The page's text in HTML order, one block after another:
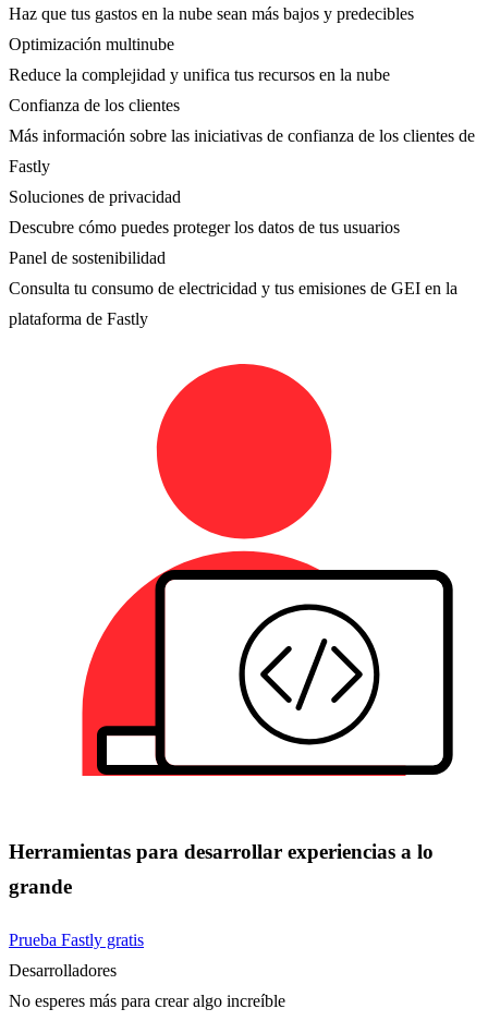
Haz que tus gastos en la nube sean más bajos y predecibles
Optimización multinube
Reduce la complejidad y unifica tus recursos en la nube
Confianza de los clientes
Más información sobre las iniciativas de confianza de los clientes de
Fastly
Soluciones de privacidad
Descubre cómo puedes proteger los datos de tus usuarios
Panel de sostenibilidad
Consulta tu consumo de electricidad y tus emisiones de GEI en la
plataforma de Fastly
Herramientas para desarrollar experiencias a lo
grande
Prueba Fastly gratis
Desarrolladores
No esperes más para crear algo increíble